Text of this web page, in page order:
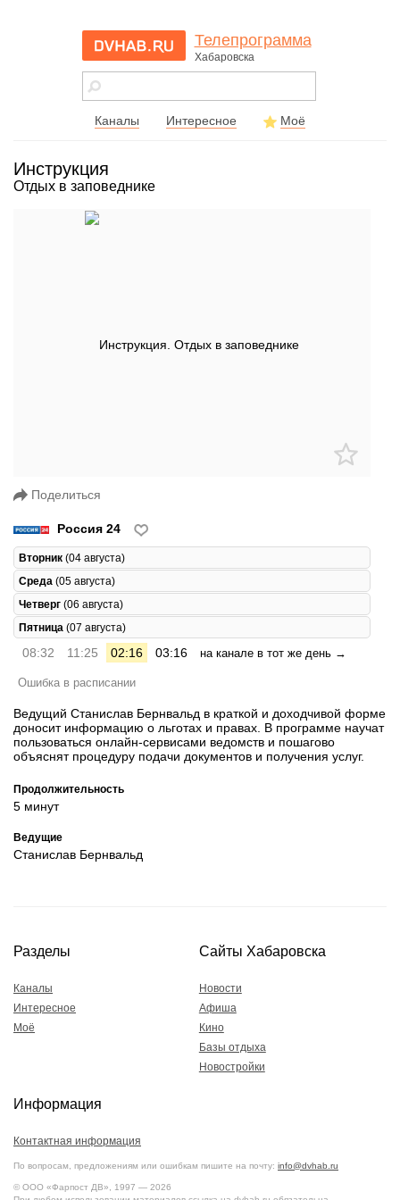
dvhab.ru - сайт
города
Телепрограмма
Хабаровска
Каналы Интересное Моё
Инструкция
Отдых в заповеднике
Поделиться
Россия 24
Вторник (04 августа)
Среда (05 августа)
Четверг (06 августа)
Пятница (07 августа)
08:32 11:25 02:16 03:16 на канале в тот же день →
Ошибка в расписании
Ведущий Станислав Бернвальд в краткой и доходчивой форме
доносит информацию о льготах и правах. В программе научат
пользоваться онлайн-сервисами ведомств и пошагово
объяснят процедуру подачи документов и получения услуг.
Продолжительность
5 минут
Ведущие
Станислав Бернвальд
Разделы
Каналы
Интересное
Моё
Сайты Хабаровска
Новости
Афиша
Кино
Базы отдыха
Новостройки
Информация
Контактная информация
По вопросам, предложениям или ошибкам пишите на почту: info@dvhab.ru
© ООО «Фарпост ДВ», 1997 — 2026